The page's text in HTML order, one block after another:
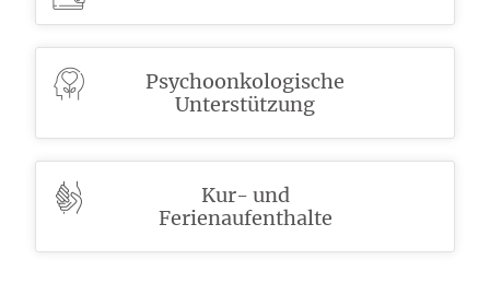
Psychoonkologische
Unterstützung
Kur- und
Ferienaufenthalte